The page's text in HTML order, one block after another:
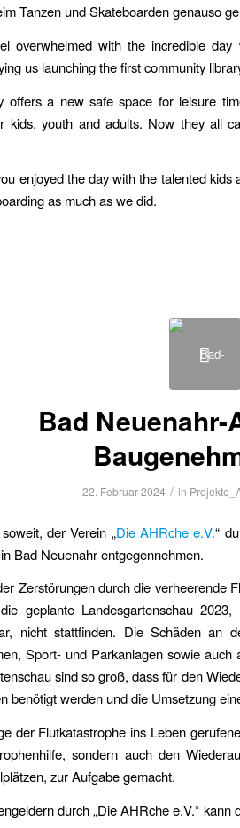
Tanzen und Skateboarden genauso
overwhelmed with the incredible
us launching the first community
offers a new safe space for leisure
kids, youth and adults. Now they all
enjoyed the day with the talented kids
as much as we did.
Bad
22. Februar 2024 / in
der Verein „Die AHRche e.V.“
Bad Neuenahr entgegennehmen.
Zerstörungen durch die verheerende
geplante Landesgartenschau
nicht stattfinden. Die Schäden an
Sport- und Parkanlagen sowie
sind so groß, dass für den
benötigt werden und die Umsetzung
der Flutkatastrophe ins Leben
sondern auch den
zur Aufgabe gemacht.
durch „Die AHRche e.V.“